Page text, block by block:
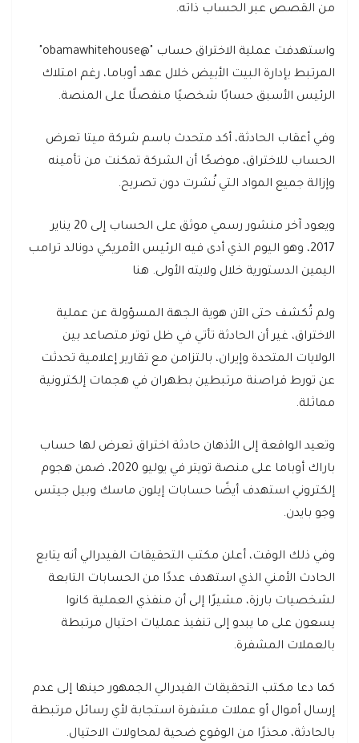
من القصص عبر الحساب ذاته.
المرتبط بإدارة البيت الأبيض خلال عهد أوباما، رغم امتلاك
الرئيس الأسبق حسابًا شخصيًا منفصلًا على المنصة.
وفي أعقاب الحادثة، أكد متحدث باسم شركة ميتا تعرض
الحساب للاختراق، موضحًا أن الشركة تمكنت من تأمينه
وإزالة جميع المواد التي نُشرت دون تصريح.
ويعود آخر منشور رسمي موثق على الحساب إلى 20 يناير
2017، وهو اليوم الذي أدى فيه الرئيس الأمريكي دونالد ترامب
اليمين الدستورية خلال ولايته الأولى. هنا
ولم تُكشف حتى الآن هوية الجهة المسؤولة عن عملية
الاختراق، غير أن الحادثة تأتي في ظل توتر متصاعد بين
الولايات المتحدة وإيران، بالتزامن مع تقارير إعلامية تحدثت
عن تورط قراصنة مرتبطين بطهران في هجمات إلكترونية
مماثلة.
وتعيد الواقعة إلى الأذهان حادثة اختراق تعرض لها حساب
باراك أوباما على منصة تويتر في يوليو 2020، ضمن هجوم
إلكتروني استهدف أيضًا حسابات إيلون ماسك وبيل جيتس
وجو بايدن.
وفي ذلك الوقت، أعلن مكتب التحقيقات الفيدرالي أنه يتابع
الحادث الأمني الذي استهدف عددًا من الحسابات التابعة
لشخصيات بارزة، مشيرًا إلى أن منفذي العملية كانوا
يسعون على ما يبدو إلى تنفيذ عمليات احتيال مرتبطة
بالعملات المشفرة.
كما دعا مكتب التحقيقات الفيدرالي الجمهور حينها إلى عدم
إرسال أموال أو عملات مشفرة استجابة لأي رسائل مرتبطة
بالحادثة، محذرًا من الوقوع ضحية لمحاولات الاحتيال.